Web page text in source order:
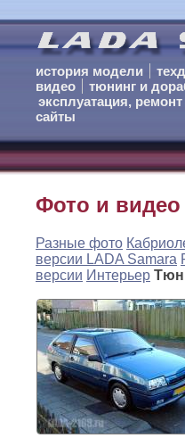
история модели
видео
тюнинг и
эксплуатация,
сайты
Фото и видео
Разные фото
версии LADA Samara
версии Интерьер